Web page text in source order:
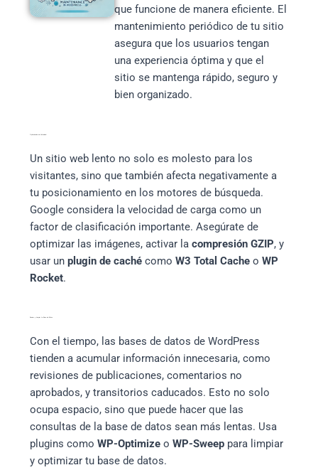
que funcione de manera eficiente. El
mantenimiento periódico de tu sitio
asegura que los usuarios tengan
una experiencia óptima y que el
sitio se mantenga rápido, seguro y
bien organizado.
Un sitio web lento no solo es molesto para los
visitantes, sino que también afecta negativamente a
tu posicionamiento en los motores de búsqueda.
Google considera la velocidad de carga como un
factor de clasificación importante. Asegúrate de
optimizar las imágenes, activar lacompresión GZIP, y
usar unplugin de caché comoW3 Total Cache oWP
Rocket.
Con el tiempo, las bases de datos de WordPress
tienden a acumular información innecesaria, como
revisiones de publicaciones, comentarios no
aprobados, y transitorios caducados. Esto no solo
ocupa espacio, sino que puede hacer que las
consultas de la base de datos sean más lentas. Usa
plugins comoWP-Optimize oWP-Sweep para limpiar
y optimizar tu base de datos.